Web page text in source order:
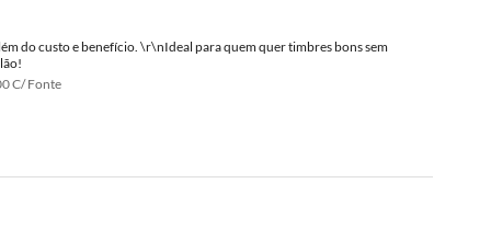
do custo e benefício. \r\nIdeal para quem quer timbres bons sem
C/ Fonte